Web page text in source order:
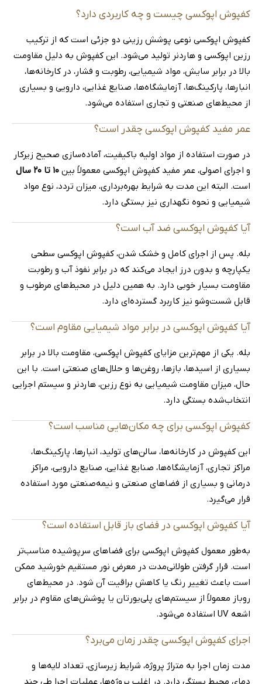
کفپوش اپوکسی چیست و چه کاربردی دارد؟
کفپوش اپوکسی نوعی پوشش رزینی دو جزئی است که از ترکیب
رزین اپوکسی و هاردنر تولید می‌شود. این کفپوش به دلیل مقاومت
بالا در برابر سایش، مواد شیمیایی، رطوبت و فشار، در کارخانه‌ها،
انبارها، پارکینگ‌ها، آزمایشگاه‌ها، صنایع غذایی، دارویی و بسیاری
از محیط‌های صنعتی و تجاری استفاده می‌شود.
عمر مفید کفپوش اپوکسی چقدر است؟
در صورت استفاده از مواد اولیه باکیفیت، آماده‌سازی صحیح زیرکار
و اجرای اصولی، عمر مفید کفپوش اپوکسی معمولاً بین ۱۰ تا ۲۰ سال
است. البته این مدت به شرایط بهره‌برداری، میزان تردد، نوع مواد
شیمیایی و نحوه نگهداری نیز بستگی دارد.
آیا کفپوش اپوکسی ضد آب است؟
بله. پس از اجرای کامل و خشک شدن، کفپوش اپوکسی سطحی
یکپارچه و بدون درز ایجاد می‌کند که در برابر نفوذ آب و رطوبت
مقاومت بسیار خوبی دارد. به همین دلیل در محیط‌های مرطوب و
قابل شست‌وشو نیز کاربرد گسترده‌ای دارد.
آیا کفپوش اپوکسی در برابر مواد شیمیایی مقاوم است؟
بله. یکی از مهم‌ترین مزایای کفپوش اپوکسی، مقاومت بالا در برابر
بسیاری از اسیدها، بازها، روغن‌ها و حلال‌های صنعتی است. با این
حال، میزان مقاومت شیمیایی به نوع رزین، هاردنر و سیستم اجرایی
انتخاب‌شده بستگی دارد.
کفپوش اپوکسی برای چه مکان‌هایی مناسب است؟
این کفپوش در کارخانه‌ها، سالن‌های تولید، انبارها، پارکینگ‌ها،
مراکز تجاری، آزمایشگاه‌ها، صنایع غذایی، صنایع دارویی، مراکز
درمانی و بسیاری از فضاهای صنعتی و نیمه‌صنعتی مورد استفاده
قرار می‌گیرد.
آیا کفپوش اپوکسی در فضای باز قابل استفاده است؟
به‌طور معمول کفپوش اپوکسی برای فضاهای سرپوشیده مناسب‌تر
است. قرار گرفتن طولانی‌مدت در معرض نور مستقیم خورشید ممکن
است باعث تغییر رنگ یا کاهش براقیت آن شود. در محیط‌های
روباز معمولاً از سیستم‌های پلی‌یورتان یا پوشش‌های مقاوم در برابر
اشعه UV استفاده می‌شود.
اجرای کفپوش اپوکسی چقدر زمان می‌برد؟
مدت زمان اجرا به متراژ پروژه، شرایط زیرسازی، تعداد لایه‌ها و